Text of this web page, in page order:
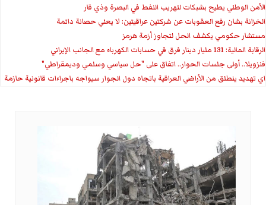
الأمن الوطني يطيح بشبكات لتهريب النفط في البصرة وذي قار
الخزانة بشان رفع العقوبات عن شركتين عراقيتين: لا يعني حصانة دائمة
مستشار حكومي يكشف الحل لتجاوز أزمة هرمز
الرقابة المالية: 131 مليار دينار فرق في حسابات الكهرباء مع الجانب الإيراني
فنزويلا.. أولى جلسات الحوار.. اتفاق على "حل سياسي وسلمي وديمقراطي"
اي تهديد ينطلق من الأراضي العراقية باتجاه دول الجوار سيواجه باجراءات قانونية حازمة